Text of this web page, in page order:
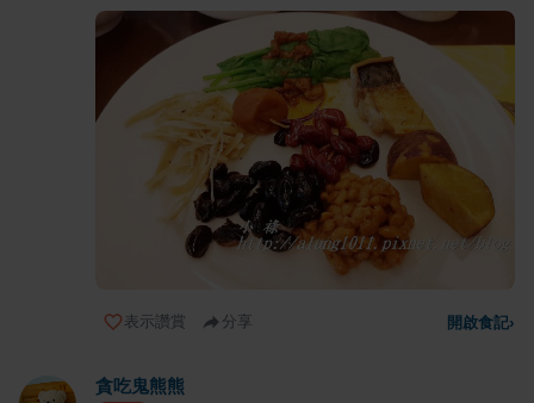
表示讚賞 分享 開啟食記›
貪吃鬼熊熊